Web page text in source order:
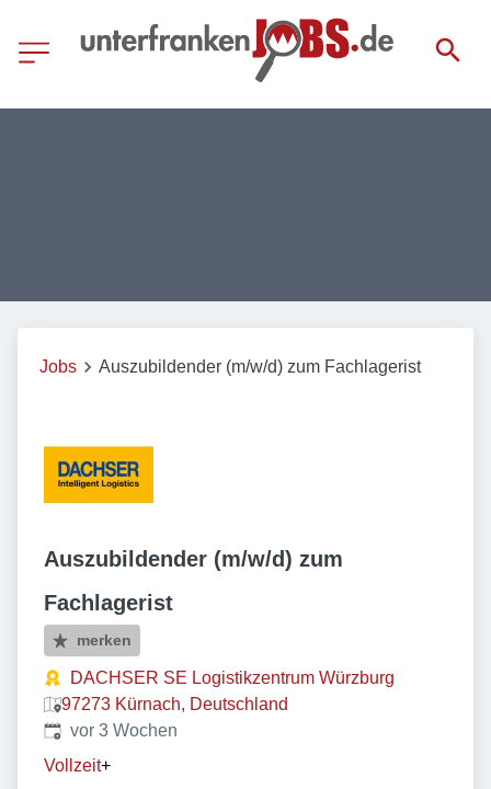
Jobs Auszubildender (m/w/d) zum Fachlagerist
Auszubildender (m/w/d) zum
Fachlagerist
merken
DACHSER SE Logistikzentrum Würzburg
97273 Kürnach, Deutschland
Veröffentlicht:
vor 3 Wochen
Vollzeit+